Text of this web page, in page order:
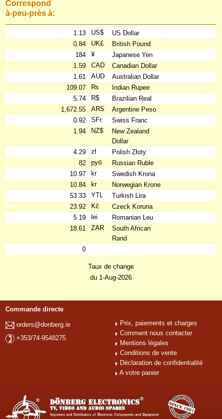
Correspond
à-peu-près à:
1.13 US$
US Dollar
0.84
UK£
British Pound
184
¥
Japanese Yen
1.59
CAD
Canadian Dollar
1.61
AUD
Australian Dollar
109.07
₨
Indian Rupee
5.74
R$
Brazilian Real
1,672.55
ARS
Argentine Peso
0.92
SFr.
Swiss Franc
1.94
NZ$
New Zealand
Dollar
4.29
zł
Polish Złoty
82
руб
Russian Ruble
10.97
kr
Swedish Krona
10.84
kr
Norwegian Krone
53.33
YTL
Turkish Lira
23.92
Kč
Czeck Koruna
5.19
lei
Romanian Leu
18.61
ZAR
South African
Rand
0
Taux de change
du 1-Aug-2026
Commande directe
orders@donberg.ie
+353/74-9548275
Prix, paiements et charges
Comment nous contacter
Mentions légales
Conditions de vente
Déclaration de confidentialité
A votre panier